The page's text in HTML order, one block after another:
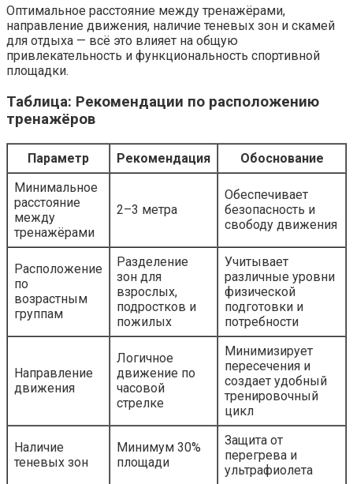
Оптимальное расстояние между тренажёрами,
направление движения, наличие теневых зон и скамей
для отдыха — всё это влияет на общую
привлекательность и функциональность спортивной
площадки.
Таблица: Рекомендации по расположению
тренажёров
Параметр Рекомендация
Обоснование
Минимальное
расстояние
между
тренажёрами
2–3 метра
Обеспечивает
безопасность и
свободу движения
Расположение
по
возрастным
группам
Разделение
зон для
взрослых,
подростков и
пожилых
Учитывает
различные уровни
физической
подготовки и
потребности
Направление
движения
Логичное
движение по
часовой
стрелке
Минимизирует
пересечения и
создает удобный
тренировочный
цикл
Наличие
теневых зон
Минимум 30%
площади
Защита от
перегрева и
ультрафиолета